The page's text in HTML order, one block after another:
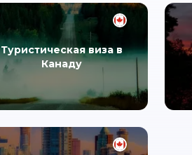
Туристическая виза в
Канаду